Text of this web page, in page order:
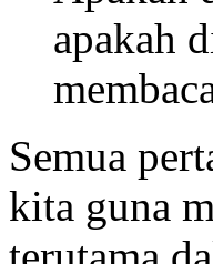
apakah
Semua
kita guna